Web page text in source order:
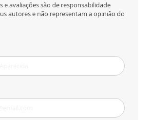
e avaliações são de responsabilidade
autores e não representam a opinião do